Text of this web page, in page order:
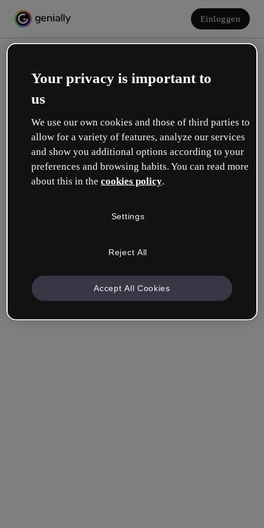
Einloggen
Erstelle dein kostenloses Konto!
Was beschreibt deine Rolle am besten?
Unternehmen & Professionals
einem anderen Bereich.
Your privacy is important to
us
We use our own cookies and those of third parties to
allow for a variety of features, analyze our services
and show you additional options according to your
preferences and browsing habits. You can read more
about this in the cookies policy.
Settings
Reject All
Accept All Cookies